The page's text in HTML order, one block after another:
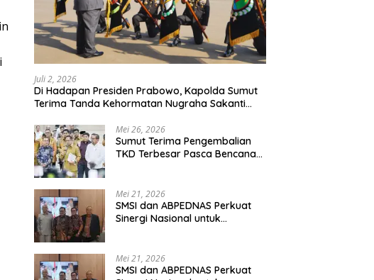
Juli 2, 2026
Di Hadapan Presiden Prabowo, Kapolda Sumut
Terima Tanda Kehormatan Nugraha Sakanti
Mei 26, 2026
Sumut Terima Pengembalian
TKD Terbesar Pasca Bencana
Mei 21, 2026
SMSI dan ABPEDNAS Perkuat
Sinergi Nasional untuk
Mei 21, 2026
SMSI dan ABPEDNAS Perkuat